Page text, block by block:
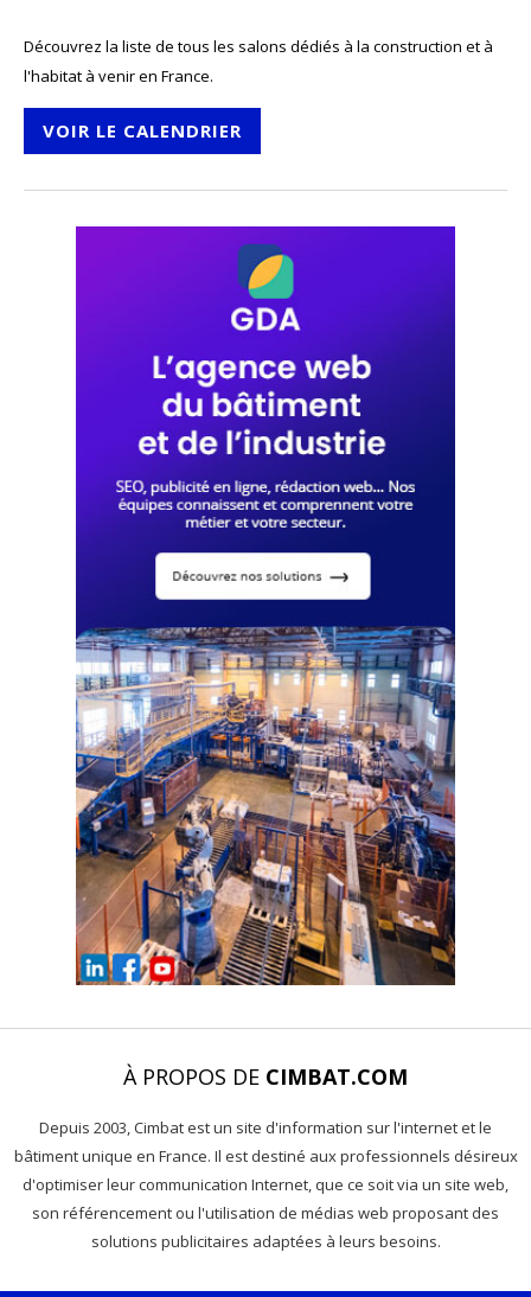
Découvrez la liste de tous les salons dédiés à la construction et à
l'habitat à venir en France.
VOIR LE CALENDRIER
À PROPOS DE CIMBAT.COM
Depuis 2003, Cimbat est un site d'information sur l'internet et le
bâtiment unique en France. Il est destiné aux professionnels désireux
d'optimiser leur communication Internet, que ce soit via un site web,
son référencement ou l'utilisation de médias web proposant des
solutions publicitaires adaptées à leurs besoins.